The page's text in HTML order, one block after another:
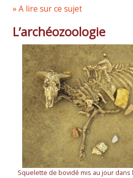
» A lire sur ce sujet
L’archéozoologie
Squelette de bovidé mis au jour dans